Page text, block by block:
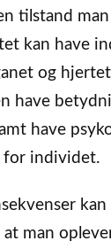
tilstand
kan have
og
have
have
for individet.
man